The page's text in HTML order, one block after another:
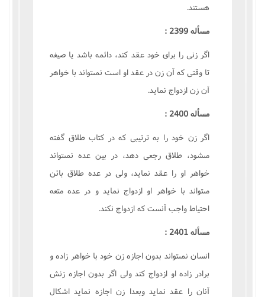
هستند.
مسأله 2399 :
اگر زنى را براى خود عقد کند، دائمه باشد يا صيغه
تا وقتى که آن زن در عقد او است نمىتواند با خواهر
آن زن ازدواج نمايد.
مسأله 2400 :
اگر زن خود را به ترتيبى که در کتاب طلاق گفته
مىشود، طلاق رجعى دهد، در بين عده نمىتواند
خواهر او را عقد نمايد، ولى در عده طلاق بائن
مىتواند با خواهر او ازدواج نمايد و در عده متعه
احتياط واجب آنست که ازدواج نکند.
مسأله 2401 :
انسان نمىتواند بدون اجازه زن خود با خواهر زاده و
برادر زاده او ازدواج کند ولى اگر بدون اجازه زنش
آنان را عقد نمايد وبعدا زن اجازه نمايد اشکال